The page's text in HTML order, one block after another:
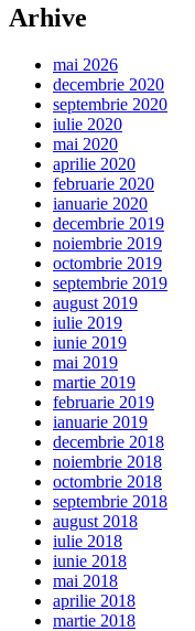
Arhive
mai 2026
decembrie 2020
septembrie 2020
iulie 2020
mai 2020
aprilie 2020
februarie 2020
ianuarie 2020
decembrie 2019
noiembrie 2019
octombrie 2019
septembrie 2019
august 2019
iulie 2019
iunie 2019
mai 2019
martie 2019
februarie 2019
ianuarie 2019
decembrie 2018
noiembrie 2018
octombrie 2018
septembrie 2018
august 2018
iulie 2018
iunie 2018
mai 2018
aprilie 2018
martie 2018